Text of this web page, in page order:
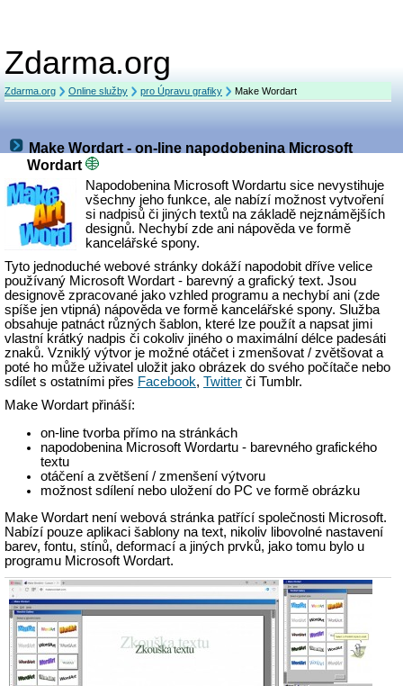
Zdarma.org
Zdarma.org Online služby pro Úpravu grafiky Make Wordart
Make Wordart - on-line napodobenina Microsoft
Wordart
Napodobenina Microsoft Wordartu sice nevystihuje
všechny jeho funkce, ale nabízí možnost vytvoření
si nadpisů či jiných textů na základě nejznámějších
designů. Nechybí zde ani nápověda ve formě
kancelářské spony.
Tyto jednoduché webové stránky dokáží napodobit dříve velice
používaný Microsoft Wordart - barevný a grafický text. Jsou
designově zpracované jako vzhled programu a nechybí ani (zde
spíše jen vtipná) nápověda ve formě kancelářské spony. Služba
obsahuje patnáct různých šablon, které lze použít a napsat jimi
vlastní krátký nadpis či cokoliv jiného o maximální délce padesáti
znaků. Vzniklý výtvor je možné otáčet i zmenšovat / zvětšovat a
poté ho může uživatel uložit jako obrázek do svého počítače nebo
sdílet s ostatními přes Facebook, Twitter či Tumblr.
Make Wordart přináší:
on-line tvorba přímo na stránkách
napodobenina Microsoft Wordartu - barevného grafického
textu
otáčení a zvětšení / zmenšení výtvoru
možnost sdílení nebo uložení do PC ve formě obrázku
Make Wordart není webová stránka patřící společnosti Microsoft.
Nabízí pouze aplikaci šablony na text, nikoliv libovolné nastavení
barev, fontu, stínů, deformací a jiných prvků, jako tomu bylo u
programu Microsoft Wordart.